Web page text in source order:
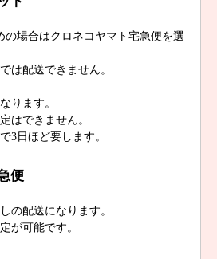
の場合はクロネコヤマト宅急便を選
は配送できません。
ります。
はできません。
3日ほど要します。
便
の配送になります。
が可能です。